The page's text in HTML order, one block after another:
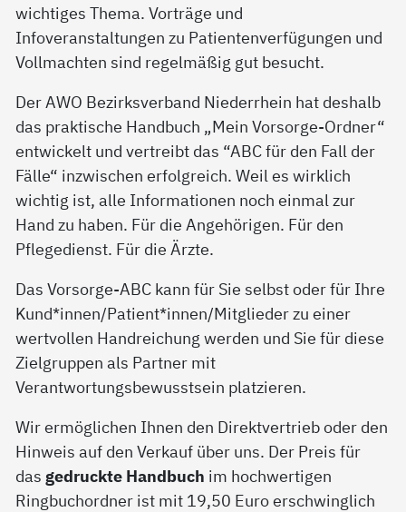
wichtiges Thema. Vorträge und
Infoveranstaltungen zu Patientenverfügungen und
Vollmachten sind regelmäßig gut besucht.
Der AWO Bezirksverband Niederrhein hat deshalb
das praktische Handbuch „Mein Vorsorge-Ordner“
entwickelt und vertreibt das “ABC für den Fall der
Fälle“ inzwischen erfolgreich. Weil es wirklich
wichtig ist, alle Informationen noch einmal zur
Hand zu haben. Für die Angehörigen. Für den
Pflegedienst. Für die Ärzte.
Das Vorsorge-ABC kann für Sie selbst oder für Ihre
Kund*innen/Patient*innen/Mitglieder zu einer
wertvollen Handreichung werden und Sie für diese
Zielgruppen als Partner mit
Verantwortungsbewusstsein platzieren.
Wir ermöglichen Ihnen den Direktvertrieb oder den
Hinweis auf den Verkauf über uns. Der Preis für
das gedruckte Handbuch im hochwertigen
Ringbuchordner ist mit 19,50 Euro erschwinglich